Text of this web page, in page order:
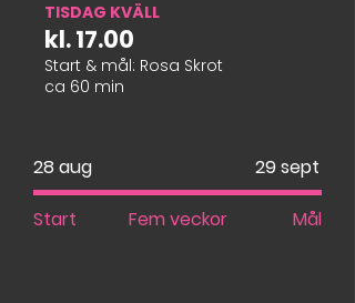
TISDAG KVÄLL
kl. 17.00
Start & mål: Rosa Skrot
ca 60 min
28 aug 29 sept
Start Fem veckor Mål